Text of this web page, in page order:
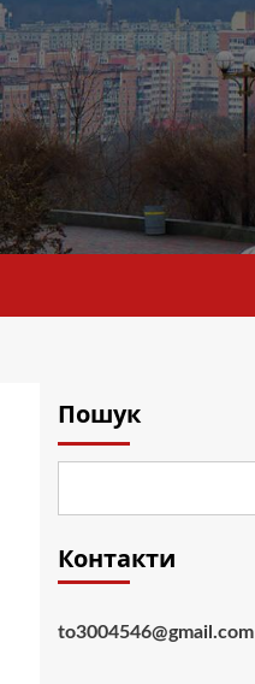
Пошук
Контакти
to3004546@gmail.com